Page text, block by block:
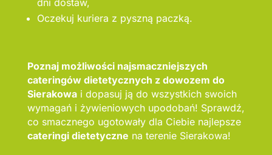
dni dostaw,
Oczekuj kuriera z pyszną paczką.
Poznaj możliwości najsmaczniejszych
cateringów dietetycznych z dowozem do
Sierakowai dopasuj ją do wszystkich swoich
wymagań i żywieniowych upodobań! Sprawdź,
co smacznego ugotowały dla Ciebie najlepsze
cateringi dietetyczne na terenie Sierakowa!